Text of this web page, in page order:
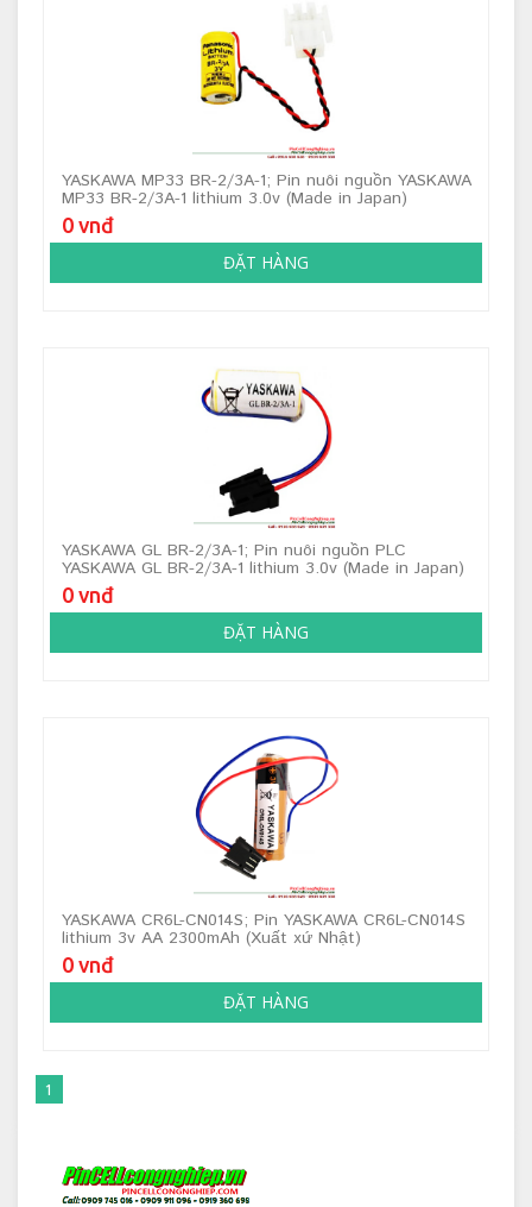
YASKAWA MP33 BR-2/3A-1; Pin nuôi nguồn YASKAWA
MP33 BR-2/3A-1 lithium 3.0v (Made in Japan)
0 vnđ
ĐẶT HÀNG
YASKAWA GL BR-2/3A-1; Pin nuôi nguồn PLC
YASKAWA GL BR-2/3A-1 lithium 3.0v (Made in Japan)
0 vnđ
ĐẶT HÀNG
YASKAWA CR6L-CN014S; Pin YASKAWA CR6L-CN014S
lithium 3v AA 2300mAh (Xuất xứ Nhật)
0 vnđ
ĐẶT HÀNG
1